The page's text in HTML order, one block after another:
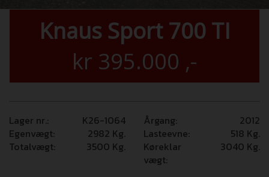
Knaus Sport 700 TI
kr 395.000 ,-
Lager nr.: K26-1064 Årgang:
2012
Egenvægt:
2982 Kg. Lasteevne: 518 Kg.
Totalvægt:
3500 Kg.
Køreklar
vægt:
3040 Kg.